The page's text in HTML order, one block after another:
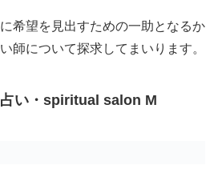
希望を見出すための一助となるか
師について探求してまいります。
い・spiritual salon M